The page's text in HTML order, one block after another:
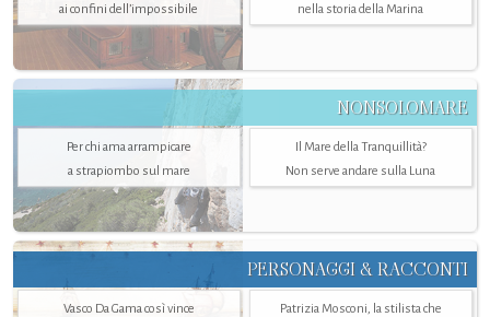
ai confini dell’impossibile
nella storia della Marina
NONSOLOMARE
Per chi ama arrampicare
a strapiombo sul mare
Il Mare della Tranquillità?
Non serve andare sulla Luna
PERSONAGGI & RACCONTI
Vasco Da Gama così vince
Patrizia Mosconi, la stilista che